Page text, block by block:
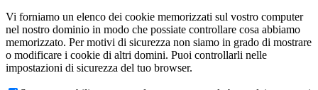
Vi forniamo un elenco dei cookie memorizzati sul vostro computer
nel nostro dominio in modo che possiate controllare cosa abbiamo
memorizzato. Per motivi di sicurezza non siamo in grado di mostrare
o modificare i cookie di altri domini. Puoi controllarli nelle
impostazioni di sicurezza del tuo browser.